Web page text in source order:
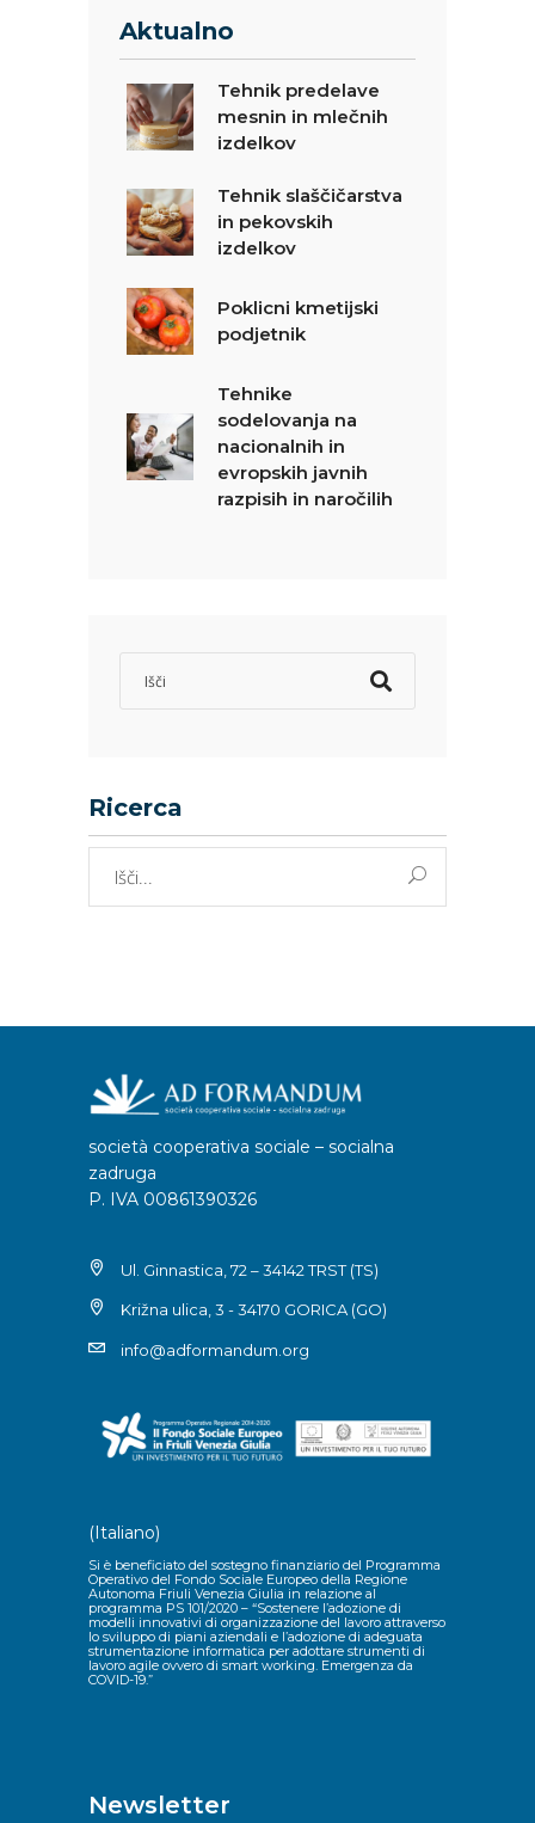
Aktualno
Tehnik predelave
mesnin in mlečnih
izdelkov
Tehnik slaščičarstva
in pekovskih
izdelkov
Poklicni kmetijski
podjetnik
Tehnike
sodelovanja na
nacionalnih in
evropskih javnih
razpisih in naročilih
Ricerca
società cooperativa sociale – socialna
zadruga
P. IVA 00861390326
Ul. Ginnastica, 72 – 34142 TRST (TS)
Križna ulica, 3 - 34170 GORICA (GO)
info@adformandum.org
(Italiano)
Si è beneficiato del sostegno finanziario del Programma
Operativo del Fondo Sociale Europeo della Regione
Autonoma Friuli Venezia Giulia in relazione al
programma PS 101/2020 – “Sostenere l’adozione di
modelli innovativi di organizzazione del lavoro attraverso
lo sviluppo di piani aziendali e l’adozione di adeguata
strumentazione informatica per adottare strumenti di
lavoro agile ovvero di smart working. Emergenza da
COVID-19.”
Newsletter